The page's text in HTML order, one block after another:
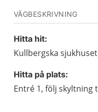
VÄGBESKRIVNING
Hitta hit:
Kullbergska
Hitta på plats:
Entré 1, följ skyltning